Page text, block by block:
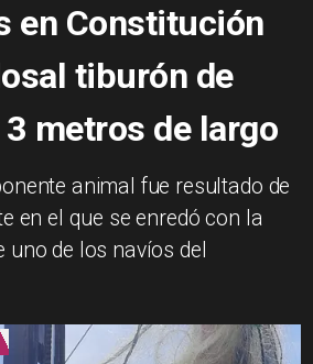
en Constitución
tiburón de
metros de largo
animal fue resultado de
en el que se enredó con la
uno de los navíos del